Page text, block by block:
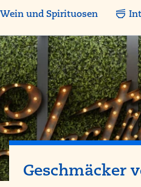
Wein und Spirituosen
Geschmäcker